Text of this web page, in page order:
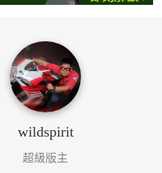
wildspirit
超級版主